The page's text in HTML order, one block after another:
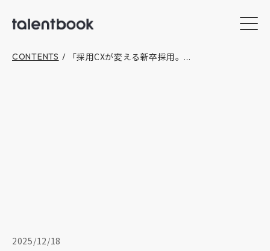
CONTENTS / 「採用CXが変える新卒採用。...
2025/12/18